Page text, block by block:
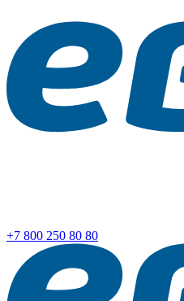
+7 800 250 80 80